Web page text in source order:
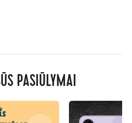
PASIŪLYMAI